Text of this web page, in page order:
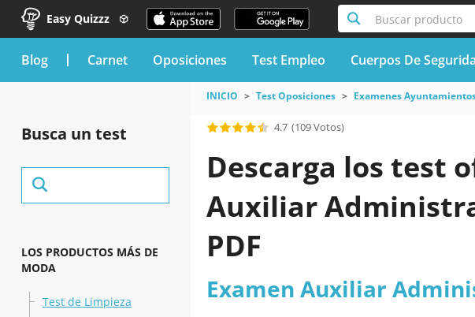
Easy Quizzz Buscar producto
blog Carnet Oposiciones Test Empleo Cuerpos De
Busca un test
LOS PRODUCTOS MÁS DE
MODA
Test de Limpieza
INICIO Test Oposiciones Examenes
4.7 (109 Votos)
Descarga los test
Auxiliar
PDF
Examen Auxiliar